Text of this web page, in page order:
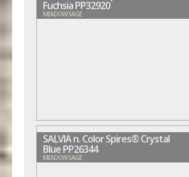
Fuchsia PP32920
MEADOW SAGE
SALVIA n. Color Spires® Crystal
Blue PP26344
MEADOW SAGE